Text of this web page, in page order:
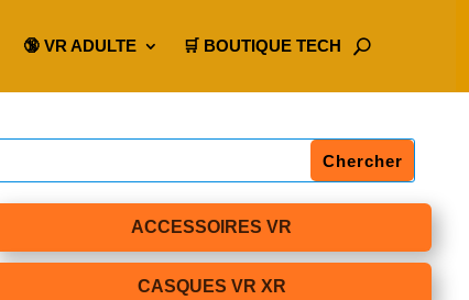
🔞 VR ADULTE 🛒 BOUTIQUE TECH
ACCESSOIRES VR
CASQUES VR XR